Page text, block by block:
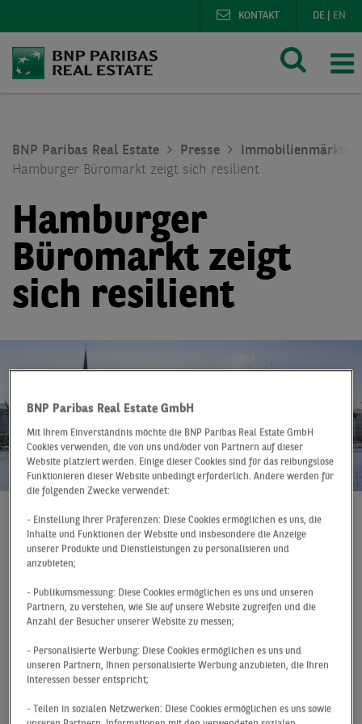
DE EN
KONTAKT
BNP Paribas Real Estate Presse
Immobilienmärkte
Hamburger Büromarkt zeigt sich resilient
Hamburger
Büromarkt zeigt
sich resilient
Pressemitteilung
09.01.2024
Trotz des fehlenden konjunkturellen Rückenwinds und
präsentierte sich der Hamburger Büromarkt im
abgelaufenen Jahr vergleichsweise resilient. Mit einem
Vorjahresresultat zwar um knapp 19 % und der
langjährige Durchschnitt um 12 % unterschritten,
Marktbelebung erkennbar. Dies ergibt eine Analyse von
BNP Paribas Real Estate GmbH
Mit Ihrem Einverständnis möchte die BNP Paribas Real Estate GmbH
Cookies verwenden, die von uns und/oder von Partnern auf dieser
Website platziert werden. Einige dieser Cookies sind für das reibungslose
Funktionieren dieser Website unbedingt erforderlich. Andere werden für
die folgenden Zwecke verwendet:
- Einstellung Ihrer Präferenzen: Diese Cookies ermöglichen es uns, die
Inhalte und Funktionen der Website und insbesondere die Anzeige
unserer Produkte und Dienstleistungen zu personalisieren und
anzubieten;
- Publikumsmessung: Diese Cookies ermöglichen es uns und unseren
Partnern, zu verstehen, wie Sie auf unsere Website zugreifen und die
Anzahl der Besucher unserer Website zu messen;
- Personalisierte Werbung: Diese Cookies ermöglichen es uns und
unseren Partnern, Ihnen personalisierte Werbung anzubieten, die Ihren
Interessen besser entspricht;
- Teilen in sozialen Netzwerken: Diese Cookies ermöglichen es uns sowie